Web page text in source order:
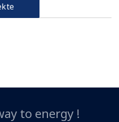
to energy !